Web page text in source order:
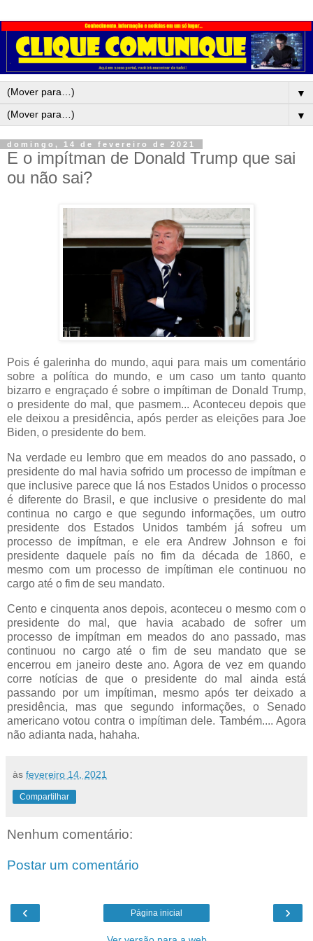
▼
▼
domingo, 14 de fevereiro de 2021
E o impítman de Donald Trump que sai
ou não sai?
Pois é galerinha do mundo, aqui para mais um comentário
sobre a política do mundo, e um caso um tanto quanto
bizarro e engraçado é sobre o impítiman de Donald Trump,
o presidente do mal, que pasmem... Aconteceu depois que
ele deixou a presidência, após perder as eleições para Joe
Biden, o presidente do bem.
Na verdade eu lembro que em meados do ano passado, o
presidente do mal havia sofrido um processo de impítman e
que inclusive parece que lá nos Estados Unidos o processo
é diferente do Brasil, e que inclusive o presidente do mal
continua no cargo e que segundo informações, um outro
presidente dos Estados Unidos também já sofreu um
processo de impítman, e ele era Andrew Johnson e foi
presidente daquele país no fim da década de 1860, e
mesmo com um processo de impítiman ele continuou no
cargo até o fim de seu mandato.
Cento e cinquenta anos depois, aconteceu o mesmo com o
presidente do mal, que havia acabado de sofrer um
processo de impítman em meados do ano passado, mas
continuou no cargo até o fim de seu mandato que se
encerrou em janeiro deste ano. Agora de vez em quando
corre notícias de que o presidente do mal ainda está
passando por um impítiman, mesmo após ter deixado a
presidência, mas que segundo informações, o Senado
americano votou contra o impítiman dele. Também.... Agora
não adianta nada, hahaha.
às fevereiro 14, 2021
Compartilhar
Nenhum comentário:
Postar um comentário
‹ ›
Página inicial